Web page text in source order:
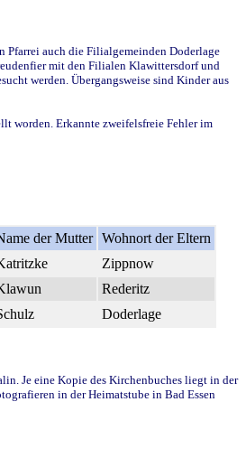
Pfarrei auch die Filialgemeinden Doderlage
mit den Filialen Klawittersdorf und
werden. Übergangsweise sind Kinder aus
worden. Erkannte zweifelsfreie Fehler im
der Mutter Wohnort der Eltern
Zippnow
Rederitz
Doderlage
Je eine Kopie des Kirchenbuches liegt in der
in der Heimatstube in Bad Essen